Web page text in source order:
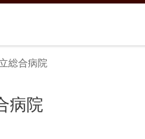
総合病院
病院